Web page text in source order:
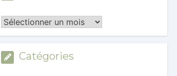
Les
Archives
Catégories